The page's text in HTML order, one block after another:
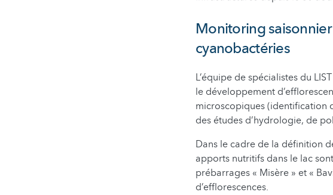
Monitoring
cyanobactéries
L’équipe de spécialistes du
le développement
microscopiques (identification
des études d’hydrologie, de
Dans le cadre de la définition
apports nutritifs dans le lac
prébarrages « Misère » et «
d’efflorescences.